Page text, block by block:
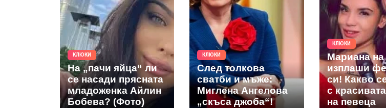
КЛЮКИ
На „пачи яйца“ ли
се насади прясната
младоженка Айлин
Бобева? (Фото)
КЛЮКИ
След толкова
сватби и мъже:
Миглена Ангелова
„скъса джоба“!
КЛЮКИ
Мариана на
изплаши
си! Какво
с
на певеца